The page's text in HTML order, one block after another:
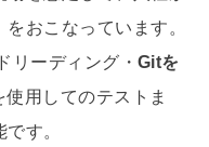
おこなっています。
リーディング・ Gitを
使用してのテストま
す。